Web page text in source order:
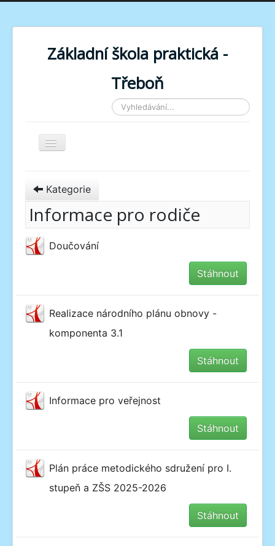
Základní škola praktická -
Třeboň
Vyhledávání...
Toggle Navigation
Kategorie
Informace pro rodiče
Doučování
Stáhnout
Realizace národního plánu obnovy -
komponenta 3.1
Stáhnout
Informace pro veřejnost
Stáhnout
Plán práce metodického sdružení pro I.
stupeň a ZŠS 2025-2026
Stáhnout